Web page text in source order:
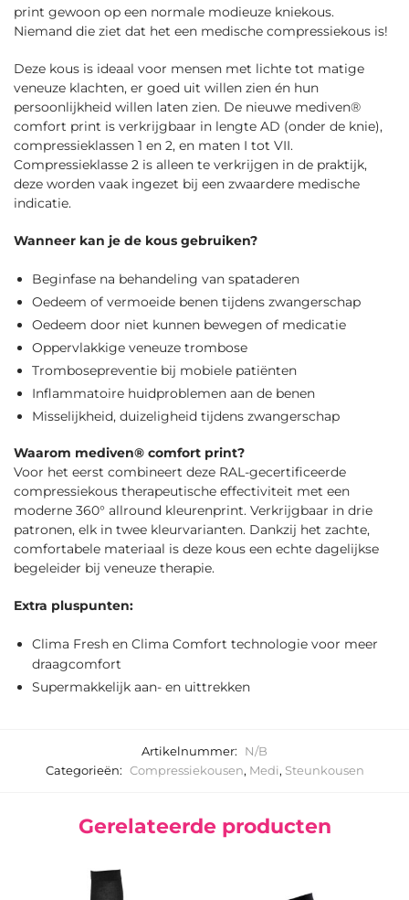
print gewoon op een normale modieuze kniekous.
Niemand die ziet dat het een medische compressiekous is!
Deze kous is ideaal voor mensen met lichte tot matige
veneuze klachten, er goed uit willen zien én hun
persoonlijkheid willen laten zien. De nieuwe mediven®
comfort print is verkrijgbaar in lengte AD (onder de knie),
compressieklassen 1 en 2, en maten I tot VII.
Compressieklasse 2 is alleen te verkrijgen in de praktijk,
deze worden vaak ingezet bij een zwaardere medische
indicatie.
Wanneer kan je de kous gebruiken?
Beginfase na behandeling van spataderen
Oedeem of vermoeide benen tijdens zwangerschap
Oedeem door niet kunnen bewegen of medicatie
Oppervlakkige veneuze trombose
Trombosepreventie bij mobiele patiënten
Inflammatoire huidproblemen aan de benen
Misselijkheid, duizeligheid tijdens zwangerschap
Waarom mediven® comfort print?
Voor het eerst combineert deze RAL-gecertificeerde
compressiekous therapeutische effectiviteit met een
moderne 360° allround kleurenprint. Verkrijgbaar in drie
patronen, elk in twee kleurvarianten. Dankzij het zachte,
comfortabele materiaal is deze kous een echte dagelijkse
begeleider bij veneuze therapie.
Extra pluspunten:
Clima Fresh en Clima Comfort technologie voor meer
draagcomfort
Supermakkelijk aan- en uittrekken
Artikelnummer:
N/B
Categorieën: Compressiekousen, Medi, Steunkousen
Gerelateerde producten